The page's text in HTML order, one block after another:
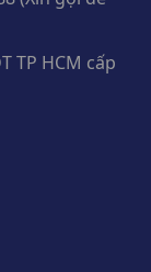
TP HCM cấp